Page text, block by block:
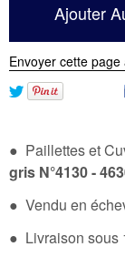
Envoyer cette
● Paillettes et
gris N°4130 -
● Vendu en
● Livraison sous